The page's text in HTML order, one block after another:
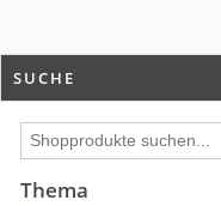
SUCHE
Thema